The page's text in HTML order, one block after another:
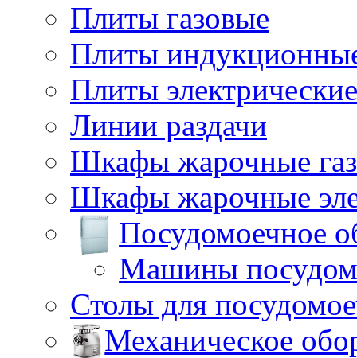
Плиты газовые
Плиты
Плиты электрические
Линии раздачи
Шкафы жарочные
Шкафы жарочные
Посудомоечное
Машины
Столы для
Механическое